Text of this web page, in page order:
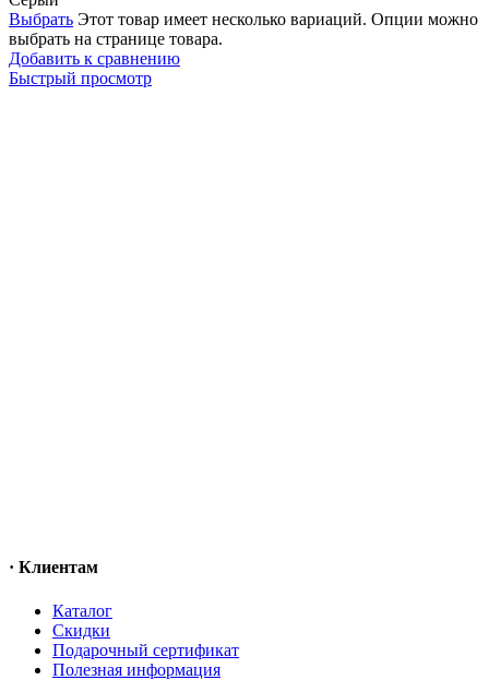
Выбрать Этот товар имеет несколько вариаций. Опции можно
выбрать на странице товара.
Добавить к сравнению
Быстрый просмотр
· Клиентам
Каталог
Скидки
Подарочный сертификат
Полезная информация